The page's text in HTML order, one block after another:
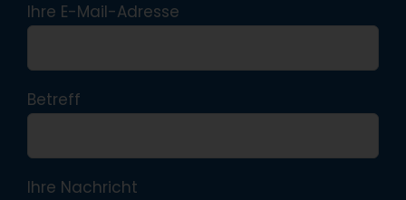
Ihre E-Mail-Adresse
Betreff
Ihre Nachricht